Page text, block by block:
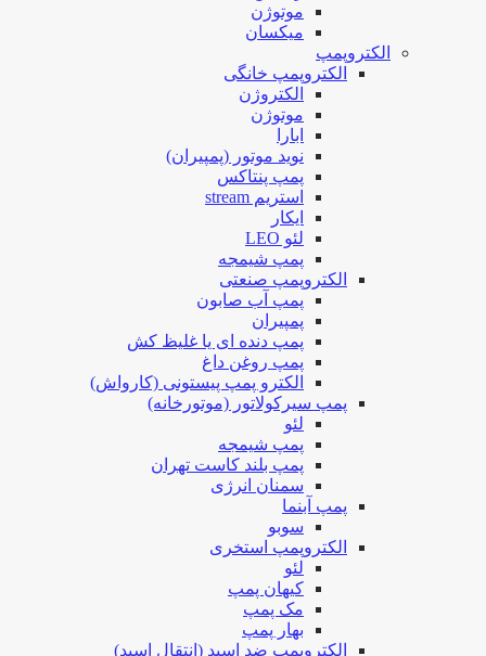
موتوژن
میکسان
الکتروپمپ
الکتروپمپ خانگی
الکتروژن
موتوژن
ابارا
نوید موتور (پمپیران)
پمپ پنتاکس
استریم stream
ایکار
لئو LEO
پمپ شیمجه
الکتروپمپ صنعتی
پمپ آب صابون
پمپیران
پمپ دنده ای یا غلیظ کش
پمپ روغن داغ
الکترو پمپ پیستونی (کارواش)
پمپ سیرکولاتور (موتورخانه)
لئو
پمپ شیمجه
پمپ بلند کاست تهران
سمنان انرژی
پمپ آبنما
سوبو
الکتروپمپ استخری
لئو
کیهان پمپ
مک پمپ
بهار پمپ
الکتروپمپ ضد اسید (انتقال اسید)